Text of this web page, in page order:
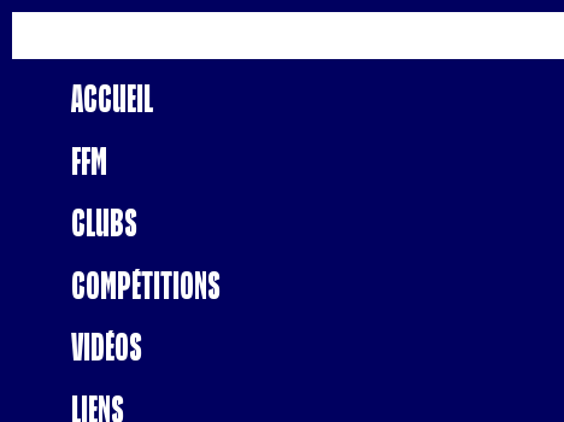
Accueil
FFM
Clubs
Compétitions
Vidéos
Liens